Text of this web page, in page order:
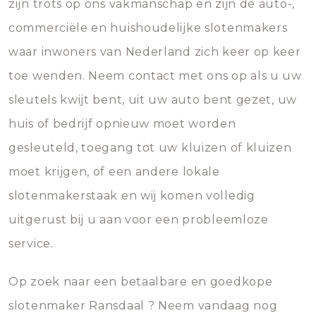
zijn trots op ons vakmanschap en zijn de auto-,
commerciële en huishoudelijke slotenmakers
waar inwoners van Nederland zich keer op keer
toe wenden. Neem contact met ons op als u uw
sleutels kwijt bent, uit uw auto bent gezet, uw
huis of bedrijf opnieuw moet worden
gesleuteld, toegang tot uw kluizen of kluizen
moet krijgen, of een andere lokale
slotenmakerstaak en wij komen volledig
uitgerust bij u aan voor een probleemloze
service.
Op zoek naar een betaalbare en goedkope
slotenmaker Ransdaal ? Neem vandaag nog